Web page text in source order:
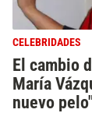
CELEBRIDADES
El cambio
María
nuevo